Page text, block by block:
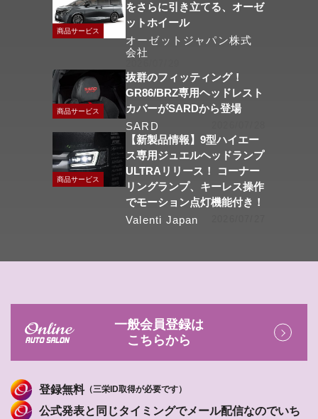
商品サービス
をさらに引き立てる、オーゼ
ットホイール
オーゼットジャパン株式
会社
商品サービス
抜群のフィッティング！
GR86/BRZ専用ヘッドレスト
カバーがSARDから登場
SARD
商品サービス
【新製品情報】9型ハイエー
ス専用ジュエルヘッドランプ
ULTRAリリース！ コーナー
リングランプ、キーレス操作
でモーション点灯機能付き！
Valenti Japan
一般会員登録は
こちらから
登録無料（三栄ID取得が必要です）
公式発表と同じタイミングでメール配信なのでいち